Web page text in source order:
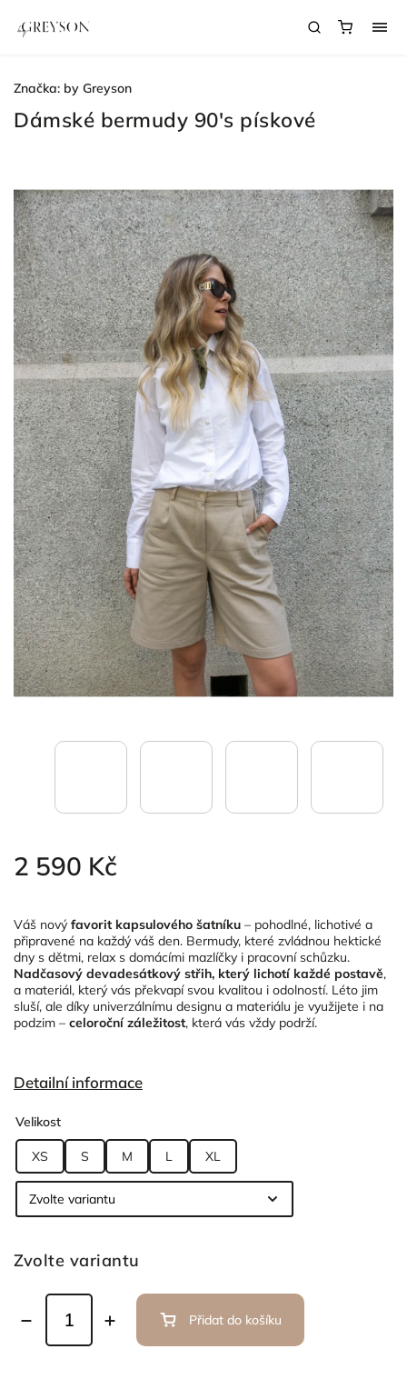
Dámské bermudy 90's pískové
2 590 Kč
Váš nový favorit kapsulového šatníku – pohodlné, lichotivé a
připravené na každý váš den. Bermudy, které zvládnou hektické
dny s dětmi, relax s domácími mazlíčky i pracovní schůzku.
Nadčasový devadesátkový střih, který lichotí každé postavě,
a materiál, který vás překvapí svou kvalitou i odolností. Léto jim
sluší, ale díky univerzálnímu designu a materiálu je využijete i na
podzim – celoroční záležitost, která vás vždy podrží.
Detailní informace
Značka: by Greyson
Velikost
XS S M L XL
Zvolte variantu
Přidat do košíku